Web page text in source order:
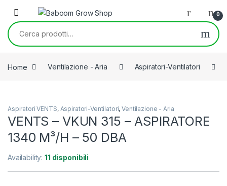
Skip to navigation
Skip to content
0
Cerca:
Home Ventilazione - Aria Aspiratori-Ventilatori
Aspiratori VENTS, Aspiratori-Ventilatori,Ventilazione - Aria
VENTS – VKUN 315 – ASPIRATORE
1340 M³/H – 50 DBA
Availability:11 disponibili